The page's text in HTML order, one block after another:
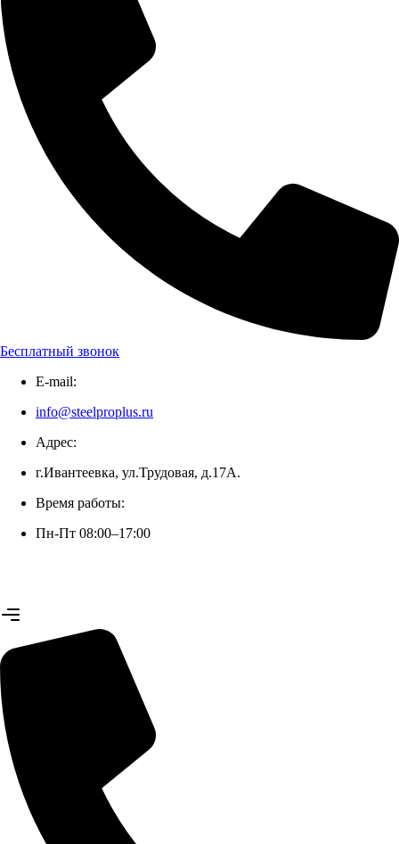
Бесплатный звонок
E-mail:
info@steelproplus.ru
Адрес:
г.Ивантеевка, ул.Трудовая, д.17А.
Время работы:
Пн-Пт 08:00–17:00
+7 (926) 070-42-99 (Юлия)